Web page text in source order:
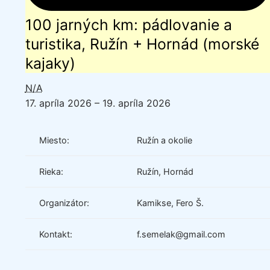
100 jarných km: pádlovanie a
turistika, Ružín + Hornád (morské
kajaky)
N/A
17. apríla 2026 – 19. apríla 2026
Miesto: Ružín a okolie
Rieka: Ružín, Hornád
Organizátor: Kamikse, Fero Š.
Kontakt: f.semelak@gmail.com